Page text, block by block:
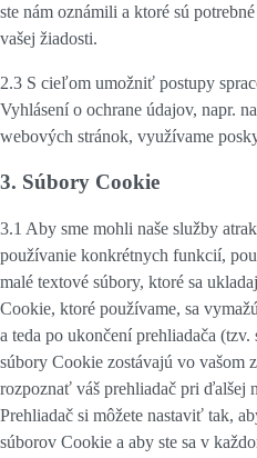
ste nám oznámili a ktoré sú
vašej žiadosti.
2.3 S cieľom umožniť postupy
Vyhlásení o ochrane údajov, napr.
webových stránok, využívame
3. Súbory Cookie
3.1 Aby sme mohli naše služby
používanie konkrétnych funkcií,
malé textové súbory, ktoré sa
Cookie, ktoré používame, sa
a teda po ukončení prehliadača
súbory Cookie zostávajú vo vašom
rozpoznať váš prehliadač pri ďalšej
Prehliadač si môžete nastaviť tak,
súborov Cookie a aby ste sa v